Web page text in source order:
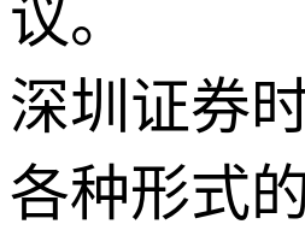
议。
深圳证券
各种形式